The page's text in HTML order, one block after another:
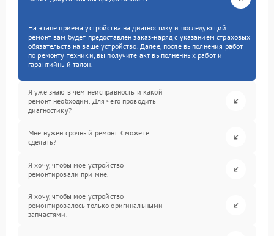
На этапе приема устройства на диагностику и последующий
ремонт вам будет предоставлен заказ-наряд с указанием страховых
обязательств на ваше устройство. Далее, после выполнения работ
по ремонту техники, вы получите акт выполненных работ и
гарантийный талон.
Я уже знаю в чем неисправность и какой
ремонт необходим. Для чего проводить
диагностику?
Мне нужен срочный ремонт. Сможете
сделать?
Я хочу, чтобы мое устройство
ремонтировали при мне.
Я хочу, чтобы мое устройство
ремонтировалось только оригинальными
запчастями.